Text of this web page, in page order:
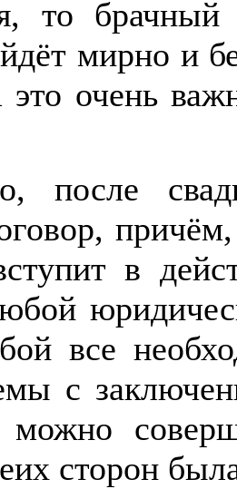
то брачный
мирно и
очень
после
в
все
с
можно
сторон